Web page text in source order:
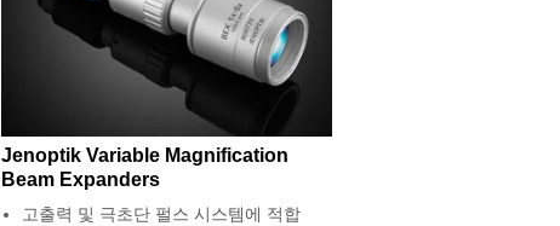
Jenoptik Variable Magnification
Beam Expanders
고출력 및 극초단 펄스 시스템에 적합